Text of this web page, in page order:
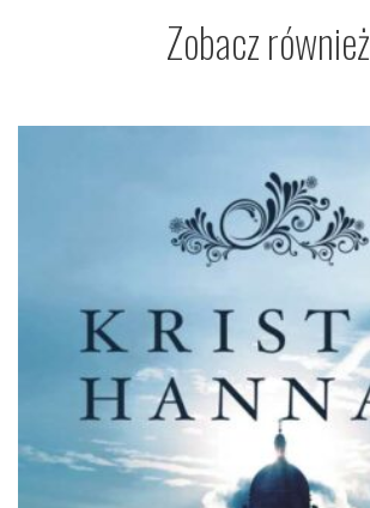
Zobacz również